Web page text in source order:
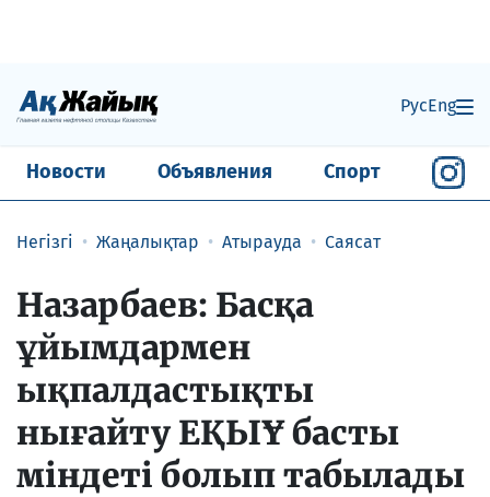
РусEng
Новости Объявления Спорт
Негізгі Жаңалықтар Атырауда Саясат
Назарбаев: Басқа
ұйымдармен
ықпалдастықты
нығайту ЕҚЫҰ басты
міндеті болып табылады